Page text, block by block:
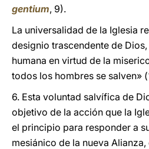
gentium, 9).
La universalidad de la Iglesia
designio trascendente de
humana en virtud de la
todos los hombres se salven» (
6. Esta voluntad salvífica de
objetivo de la acción que la
el principio para responder a
mesiánico de la nueva